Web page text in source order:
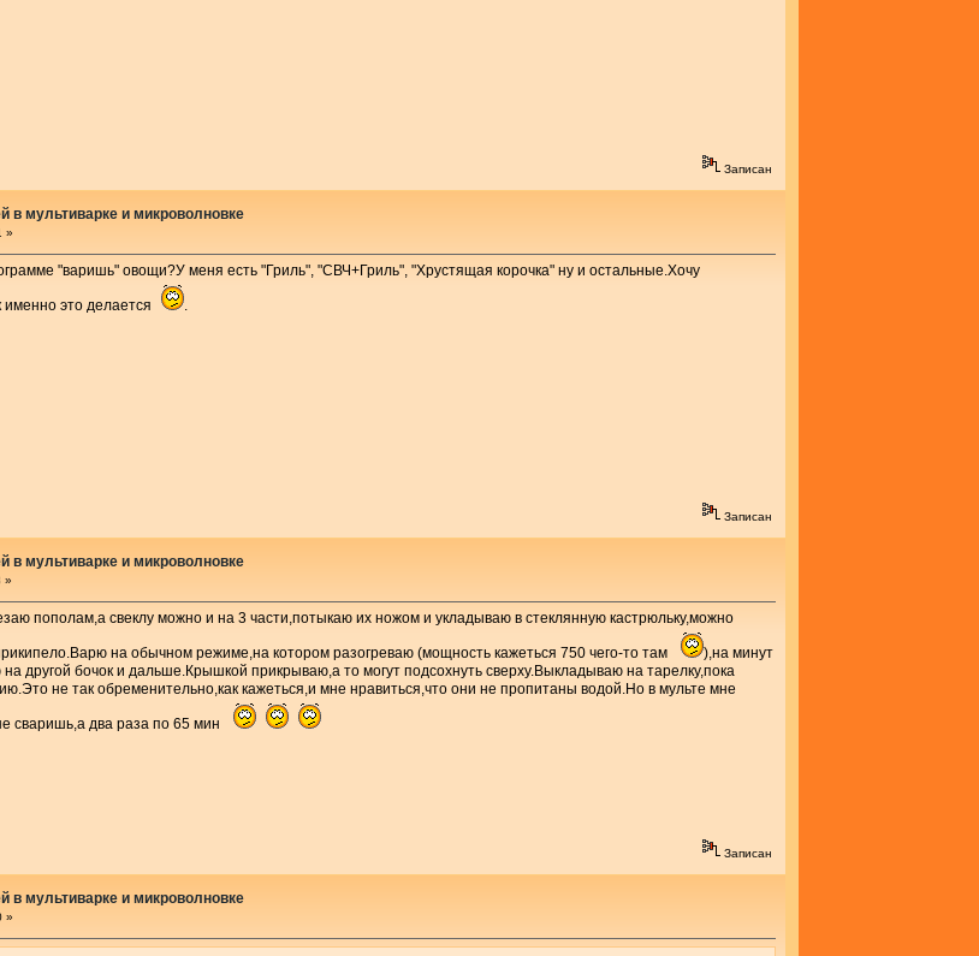
Записан
в мультиварке и микроволновке
»
"варишь" овощи?У меня есть "Гриль", "СВЧ+Гриль", "Хрустящая корочка" ну и остальные.Хочу
именно это делается
Записан
в мультиварке и микроволновке
»
пополам,а свеклу можно и на 3 части,потыкаю их ножом и укладываю в стеклянную кастрюльку,можно
на обычном режиме,на котором разогреваю (мощность кажеться 750 чего-то там
),на минут
другой бочок и дальше.Крышкой прикрываю,а то могут подсохнуть сверху.Выкладываю на тарелку,пока
не так обременительно,как кажеться,и мне нравиться,что они не пропитаны водой.Но в мульте мне
сваришь,а два раза по 65 мин
Записан
в мультиварке и микроволновке
»